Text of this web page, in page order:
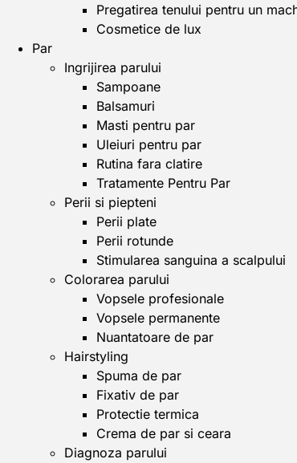
Pregatirea tenului pentru un
Cosmetice de lux
Par
Ingrijirea parului
Sampoane
Balsamuri
Masti pentru par
Uleiuri pentru par
Rutina fara clatire
Tratamente Pentru Par
Perii si piepteni
Perii plate
Perii rotunde
Stimularea sanguina a scalpului
Colorarea parului
Vopsele profesionale
Vopsele permanente
Nuantatoare de par
Hairstyling
Spuma de par
Fixativ de par
Protectie termica
Crema de par si ceara
Diagnoza parului